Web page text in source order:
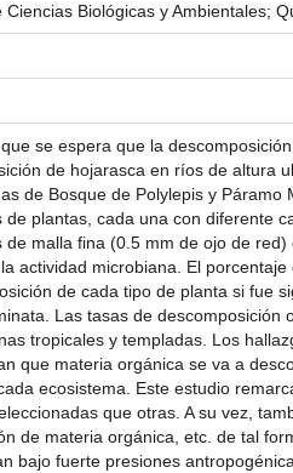
Biológicas y Ambientales;
se espera que la
de hojarasca en ríos de altura
de Bosque de Polylepis y Páramo
plantas, cada una con diferente
malla fina (0.5 mm de ojo de
actividad microbiana. El
de cada tipo de planta si fue
Las tasas de descomposición
tropicales y templadas. Los
que materia orgánica se va a
ecosistema. Este estudio
que otras. A su vez,
de materia orgánica, etc. de tal
bajo fuerte presiones